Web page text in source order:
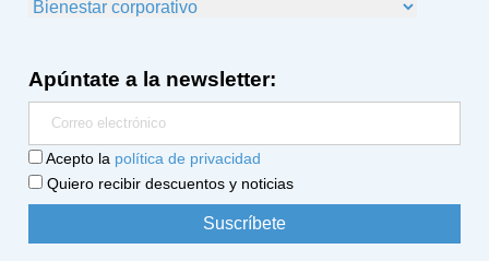
Apúntate a la newsletter:
Acepto la política de privacidad
Quiero recibir descuentos y noticias